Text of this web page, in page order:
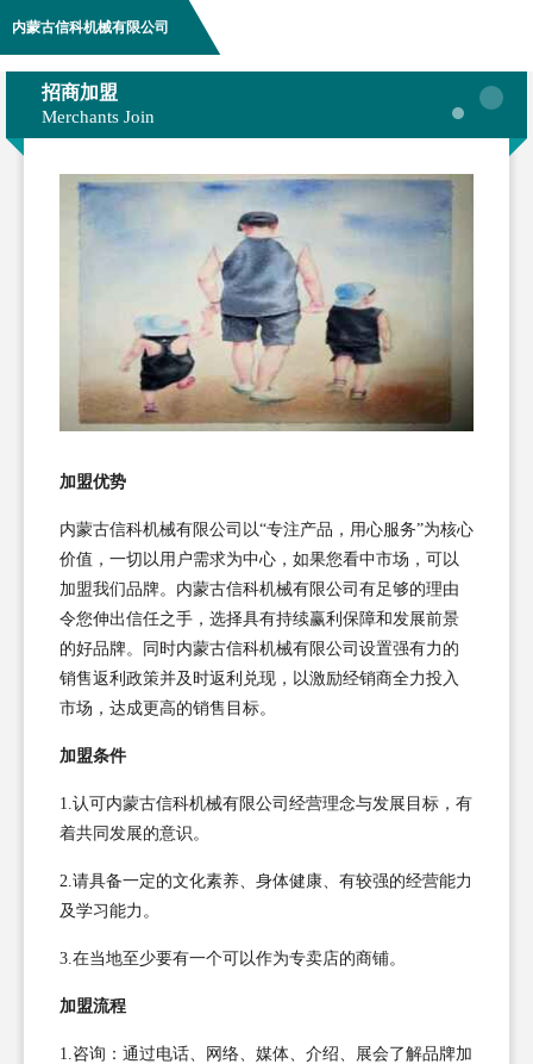
内蒙古信科机械有限公司
招商加盟
Merchants Join
加盟优势
内蒙古信科机械有限公司以“专注产品，用心服务”为核心
价值，一切以用户需求为中心，如果您看中市场，可以
加盟我们品牌。内蒙古信科机械有限公司有足够的理由
令您伸出信任之手，选择具有持续赢利保障和发展前景
的好品牌。同时内蒙古信科机械有限公司设置强有力的
销售返利政策并及时返利兑现，以激励经销商全力投入
市场，达成更高的销售目标。
加盟条件
1.认可内蒙古信科机械有限公司经营理念与发展目标，有
着共同发展的意识。
2.请具备一定的文化素养、身体健康、有较强的经营能力
及学习能力。
3.在当地至少要有一个可以作为专卖店的商铺。
加盟流程
1.咨询：通过电话、网络、媒体、介绍、展会了解品牌加